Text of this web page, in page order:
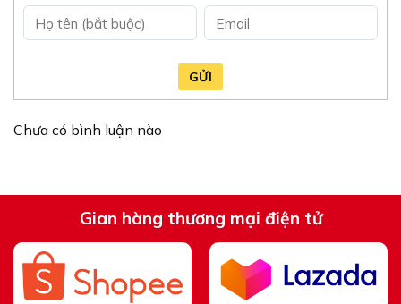
GỬI
Chưa có bình luận nào
Gian hàng thương mại điện tử